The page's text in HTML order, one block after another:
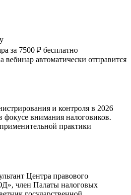
за 7500 ₽ бесплатно
вебинар автоматически отправится
и контроля в 2026
фокусе внимания налоговиков.
практики
Центра правового
член Палаты налоговых